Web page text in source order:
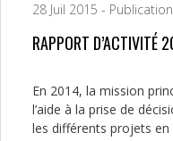
28 Juil 2015 -
RAPPORT D’ACTIVITÉ
En 2014, la mission
l’aide à la prise de
les différents projets